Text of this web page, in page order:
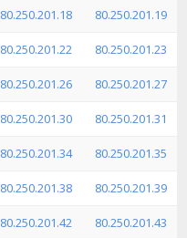
80.250.201.18 80.250.201.19
80.250.201.22 80.250.201.23
80.250.201.26 80.250.201.27
80.250.201.30 80.250.201.31
80.250.201.34 80.250.201.35
80.250.201.38 80.250.201.39
80.250.201.42 80.250.201.43